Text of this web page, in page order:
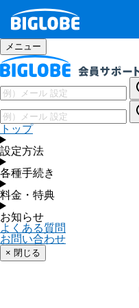
メニュー
トップ
設定方法
各種手続き
料金・特典
お知らせ
よくある質問
お問い合わせ
× 閉じる